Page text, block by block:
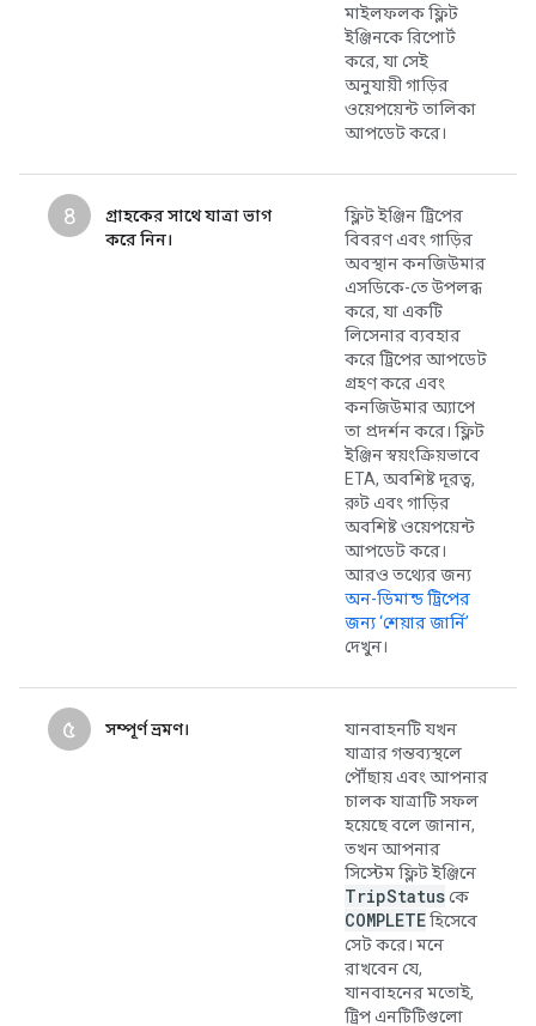
মাইলফলক ফ্লিট
ইঞ্জিনকে রিপোর্ট
করে, যা সেই
অনুযায়ী গাড়ির
ওয়েপয়েন্ট তালিকা
আপডেট করে।
৪
গ্রাহকের সাথে যাত্রা ভাগ
করে নিন।
ফ্লিট ইঞ্জিন ট্রিপের
বিবরণ এবং গাড়ির
অবস্থান কনজিউমার
এসডিকে-তে উপলব্ধ
করে, যা একটি
লিসেনার ব্যবহার
করে ট্রিপের আপডেট
গ্রহণ করে এবং
কনজিউমার অ্যাপে
তা প্রদর্শন করে। ফ্লিট
ইঞ্জিন স্বয়ংক্রিয়ভাবে
ETA, অবশিষ্ট দূরত্ব,
রুট এবং গাড়ির
অবশিষ্ট ওয়েপয়েন্ট
আপডেট করে।
আরও তথ্যের জন্য
অন-ডিমান্ড ট্রিপের
জন্য ‘শেয়ার জার্নি’
দেখুন।
৫ সম্পূর্ণ ভ্রমণ।
যানবাহনটি যখন
যাত্রার গন্তব্যস্থলে
পৌঁছায় এবং আপনার
চালক যাত্রাটি সফল
হয়েছে বলে জানান,
তখন আপনার
সিস্টেম ফ্লিট ইঞ্জিনে
TripStatus কে
COMPLETEহিসেবে
সেট করে। মনে
রাখবেন যে,
যানবাহনের মতোই,
ট্রিপ এনটিটিগুলো